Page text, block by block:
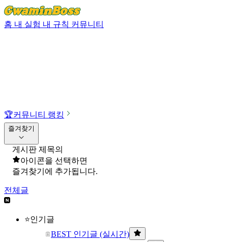
홈 내 실험 내 규칙 커뮤니티
🏆커뮤니티 랭킹
즐겨찾기
게시판 제목의
아이콘을 선택하면
즐겨찾기에 추가됩니다.
전체글
⭐인기글
BEST 인기글 (실시간)